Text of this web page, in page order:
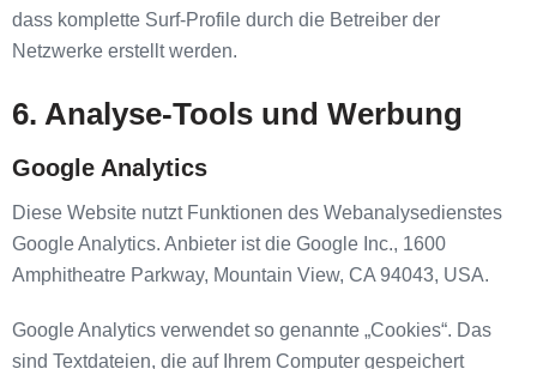
dass komplette Surf-Profile durch die Betreiber der
Netzwerke erstellt werden.
6. Analyse-Tools und Werbung
Google Analytics
Diese Website nutzt Funktionen des Webanalysedienstes
Google Analytics. Anbieter ist die Google Inc., 1600
Amphitheatre Parkway, Mountain View, CA 94043, USA.
Google Analytics verwendet so genannte „Cookies“. Das
sind Textdateien, die auf Ihrem Computer gespeichert